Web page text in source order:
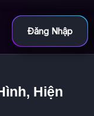
Đăng Nhập
Hiện